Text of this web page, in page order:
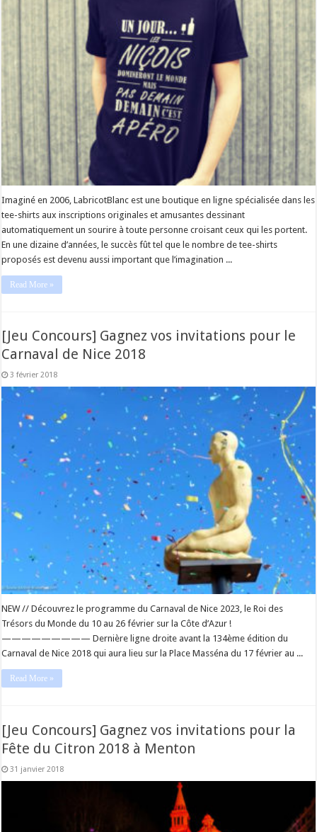
Imaginé en 2006, LabricotBlanc est une boutique en ligne spécialisée dans les
tee-shirts aux inscriptions originales et amusantes dessinant
automatiquement un sourire à toute personne croisant ceux qui les portent.
En une dizaine d’années, le succès fût tel que le nombre de tee-shirts
proposés est devenu aussi important que l’imagination ...
Read More »
[Jeu Concours] Gagnez vos invitations pour le
Carnaval de Nice 2018
3 février 2018
NEW // Découvrez le programme du Carnaval de Nice 2023, le Roi des
Trésors du Monde du 10 au 26 février sur la Côte d’Azur !
————————— Dernière ligne droite avant la 134ème édition du
Carnaval de Nice 2018 qui aura lieu sur la Place Masséna du 17 février au ...
Read More »
[Jeu Concours] Gagnez vos invitations pour la
Fête du Citron 2018 à Menton
31 janvier 2018